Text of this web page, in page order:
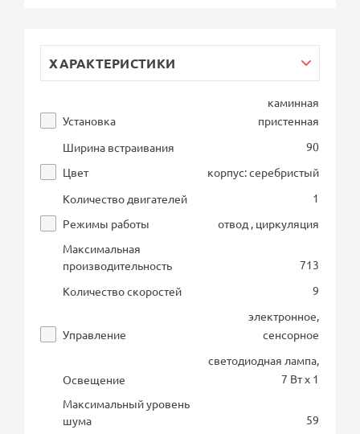
ХАРАКТЕРИСТИКИ
Установка
каминная
пристенная
Ширина встраивания
90
Цвет
корпус: серебристый
Количество двигателей
1
Режимы работы
отвод , циркуляция
Максимальная
производительность
713
Количество скоростей
9
Управление
электронное,
сенсорное
Освещение
светодиодная лампа,
7 Вт х 1
Максимальный уровень
шума
59